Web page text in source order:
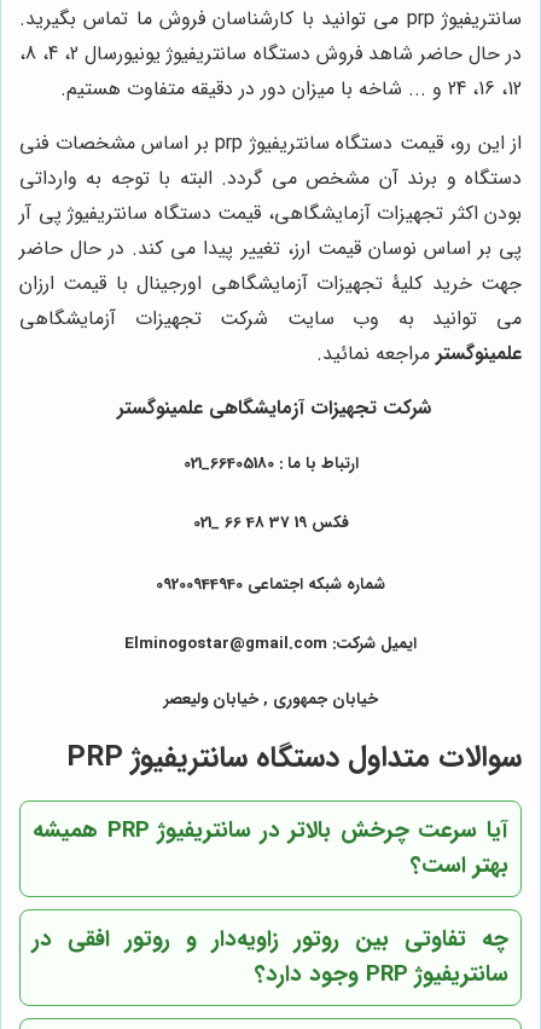
سانتریفیوژ prp می توانید با کارشناسان فروش ما تماس بگیرید.
در حال حاضر شاهد فروش دستگاه سانتریفیوژ یونیورسال 2، 4، 8،
12، 16، 24 و ... شاخه با میزان دور در دقیقه متفاوت هستیم.
از این رو، قیمت دستگاه سانتریفیوژ prp بر اساس مشخصات فنی
دستگاه و برند آن مشخص می گردد. البته با توجه به وارداتی
بودن اکثر تجهیزات آزمایشگاهی، قیمت دستگاه سانتریفیوژ پی آر
پی بر اساس نوسان قیمت ارز، تغییر پیدا می کند. در حال حاضر
جهت خرید کلیۀ تجهیزات آزمایشگاهی اورجینال با قیمت ارزان
می توانید به وب سایت شرکت تجهیزات آزمایشگاهی
علمینوگستر مراجعه نمائید.
شرکت تجهیزات آزمایشگاهیعلمینوگستر
ارتباط با ما : 66405180_021
فکس 19 37 48 66 _021
شماره شبکه اجتماعی 09200944940
ایمیل شرکت: Elminogostar@gmail.com
خیابان جمهوری , خیابان ولیعصر
سوالات متداول دستگاه سانتریفیوژ PRP
آیا سرعت چرخش بالاتر در سانتریفیوژ PRP همیشه
بهتر است؟
چه تفاوتی بین روتور زاویه‌دار و روتور افقی در
سانتریفیوژ PRP وجود دارد؟